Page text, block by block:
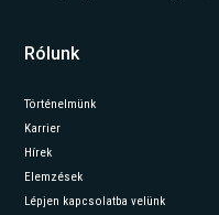
Rólunk
Történelmünk
Karrier
Hírek
Elemzések
Lépjen kapcsolatba velünk